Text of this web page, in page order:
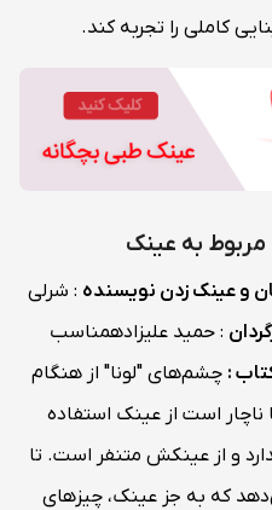
کاملی را تجربه کند.
و عینک زدن نویسنده : شرلی
: حمید علیزادهمناسب
: چشم‌های "لونا" از هنگام
ناچار است از عینک استفاده
و از عینکش متنفر است. تا
که به جز عینک، چیزهای